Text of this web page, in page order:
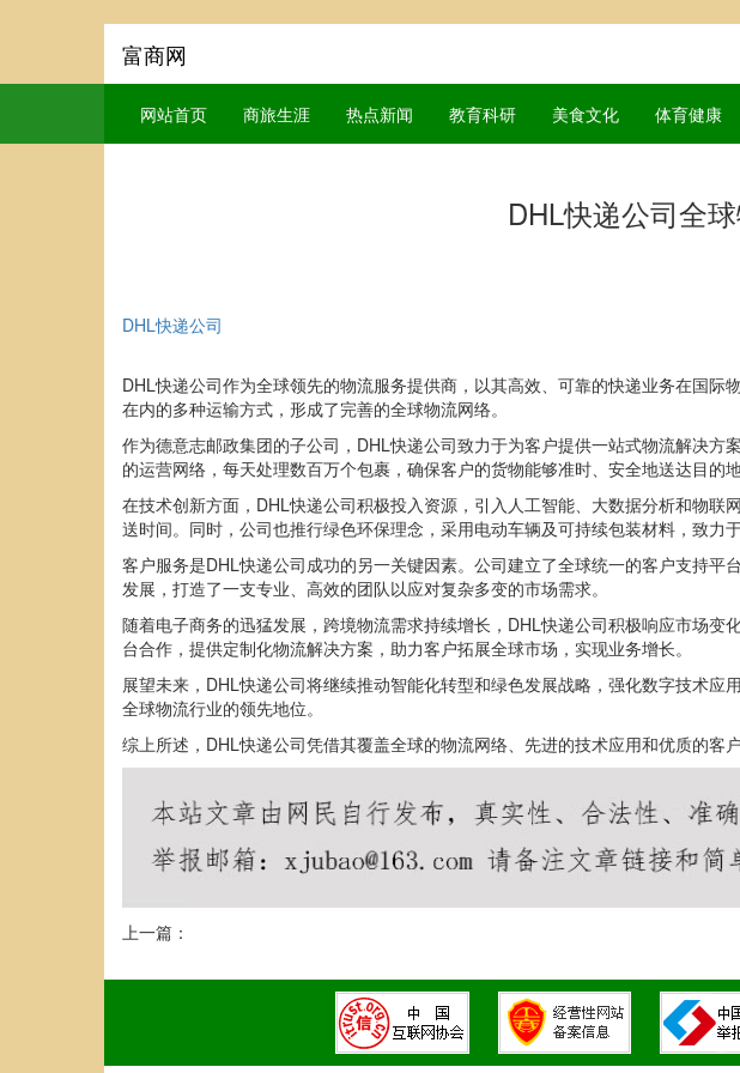
富商网
网站首页 商旅生涯 热点新闻 教育科研 美食文化 体育健康
DHL快递公司全
DHL快递公司
DHL快递公司作为全球领先的物流服务提供商，以其高效、可靠的快递业务在国
在内的多种运输方式，形成了完善的全球物流网络。
作为德意志邮政集团的子公司，DHL快递公司致力于为客户提供一站式物流解决
的运营网络，每天处理数百万个包裹，确保客户的货物能够准时、安全地送达目的地
在技术创新方面，DHL快递公司积极投入资源，引入人工智能、大数据分析和物
送时间。同时，公司也推行绿色环保理念，采用电动车辆及可持续包装材料，致力
客户服务是DHL快递公司成功的另一关键因素。公司建立了全球统一的客户支持
发展，打造了一支专业、高效的团队以应对复杂多变的市场需求。
随着电子商务的迅猛发展，跨境物流需求持续增长，DHL快递公司积极响应市场
台合作，提供定制化物流解决方案，助力客户拓展全球市场，实现业务增长。
展望未来，DHL快递公司将继续推动智能化转型和绿色发展战略，强化数字技术
全球物流行业的领先地位。
综上所述，DHL快递公司凭借其覆盖全球的物流网络、先进的技术应用和优质的客
上一篇：